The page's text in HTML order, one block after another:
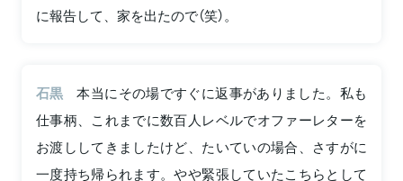
に報告して、家を出たので（笑）。
石黒
本当にその場ですぐに返事がありました。私も
仕事柄、これまでに数百人レベルでオファーレターを
お渡ししてきましたけど、たいていの場合、さすがに
一度持ち帰られます。やや緊張していたこちらとして